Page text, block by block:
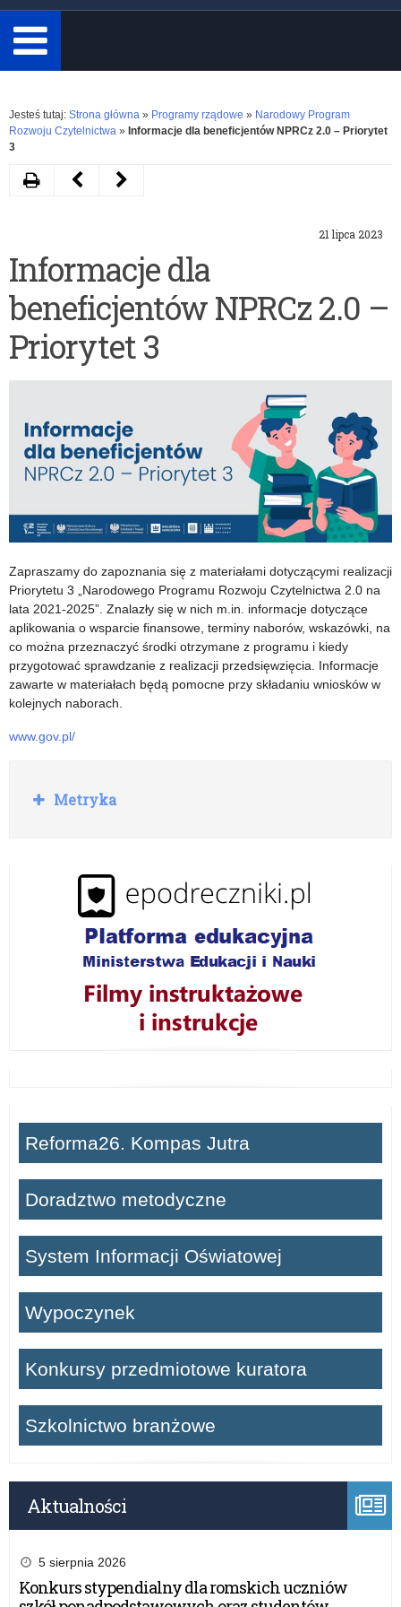
minimum
3
znaki.
Rozwiń
Jesteś tutaj: Strona główna » Programy rządowe » Narodowy Program
Rozwoju Czytelnictwa » Informacje dla beneficjentów NPRCz 2.0 – Priorytet
3
21 lipca 2023
Informacje dla
beneficjentów NPRCz 2.0 –
Priorytet 3
Zapraszamy do zapoznania się z materiałami dotyczącymi realizacji
Priorytetu 3 „Narodowego Programu Rozwoju Czytelnictwa 2.0 na
lata 2021-2025”. Znalazły się w nich m.in. informacje dotyczące
aplikowania o wsparcie finansowe, terminy naborów, wskazówki, na
co można przeznaczyć środki otrzymane z programu i kiedy
przygotować sprawdzanie z realizacji przedsięwzięcia. Informacje
zawarte w materiałach będą pomocne przy składaniu wniosków w
kolejnych naborach.
www.gov.pl/
DrukujNastępny
„Młody
Bohater”
Poprzedni
dla
czwartoklasistów
i
bony
nauczycieli
R
o
Metryka
Reforma26. Kompas Jutra
Doradztwo metodyczne
System Informacji Oświatowej
Wypoczynek
Konkursy przedmiotowe kuratora
Szkolnictwo branżowe
Aktualności
5 sierpnia 2026
Konkurs stypendialny dla romskich uczniów